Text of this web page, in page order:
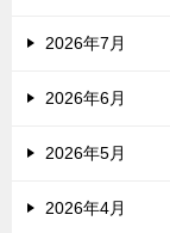
2026年7月
2026年6月
2026年5月
2026年4月